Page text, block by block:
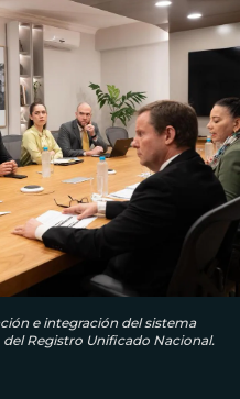
e integración del sistema
Registro Unificado Nacional.